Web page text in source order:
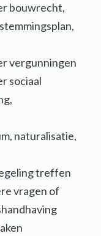
bouwrecht,
vergunningen
sociaal
naturalisatie,
treffen
vragen of